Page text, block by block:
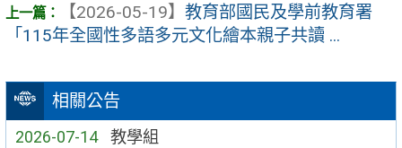
相關公告
2026-07-14 教學組
【2026-05-19】 教育部國民及學前教育署
「115年全國性多語多元文化繪本親子共讀 ...